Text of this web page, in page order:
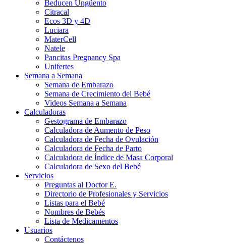
Beducen Ungüento
Citracal
Ecos 3D y 4D
Luciara
MaterCell
Natele
Pancitas Pregnancy Spa
Unifertes
Semana a Semana
Semana de Embarazo
Semana de Crecimiento del Bebé
Videos Semana a Semana
Calculadoras
Gestograma de Embarazo
Calculadora de Aumento de Peso
Calculadora de Fecha de Ovulación
Calculadora de Fecha de Parto
Calculadora de Índice de Masa Corporal
Calculadora de Sexo del Bebé
Servicios
Preguntas al Doctor E.
Directorio de Profesionales y Servicios
Listas para el Bebé
Nombres de Bebés
Lista de Medicamentos
Usuarios
Contáctenos